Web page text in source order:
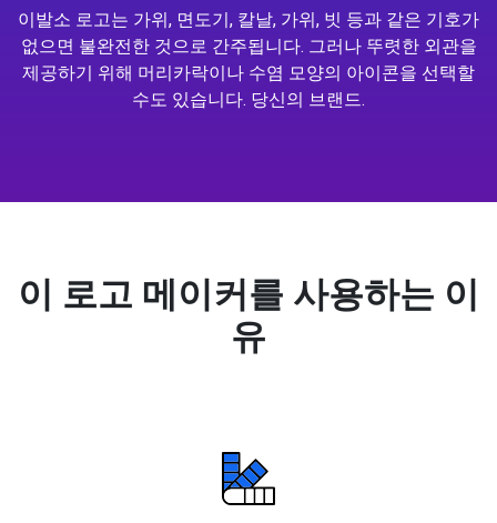
이발소 로고는 가위, 면도기, 칼날, 가위, 빗 등과 같은 기호가
없으면 불완전한 것으로 간주됩니다. 그러나 뚜렷한 외관을
제공하기 위해 머리카락이나 수염 모양의 아이콘을 선택할
수도 있습니다. 당신의 브랜드.
이 로고 메이커를 사용하는 이
유